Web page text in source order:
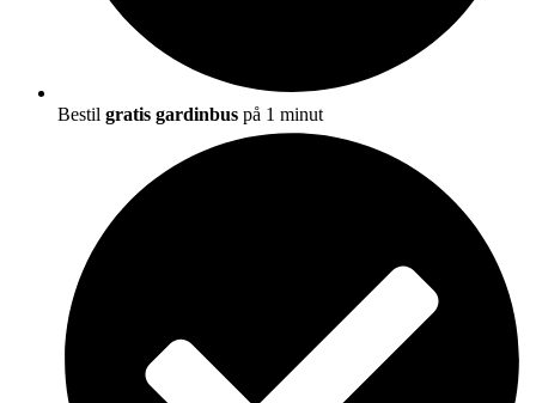
Bestil gratis gardinbus på 1 minut